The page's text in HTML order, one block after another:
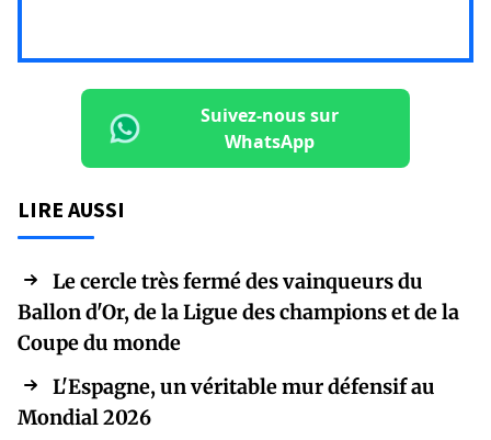
Suivez-nous sur
WhatsApp
LIRE AUSSI
Le cercle très fermé des vainqueurs du
Ballon d'Or, de la Ligue des champions et de la
Coupe du monde
L'Espagne, un véritable mur défensif au
Mondial 2026